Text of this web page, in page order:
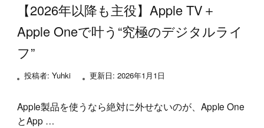
【2026年以降も主役】Apple TV＋
Apple Oneで叶う“究極のデジタルライ
フ”
投稿者: Yuhki 更新日: 2026年1月1日
Apple製品を使うなら絶対に外せないのが、Apple One
とApp …